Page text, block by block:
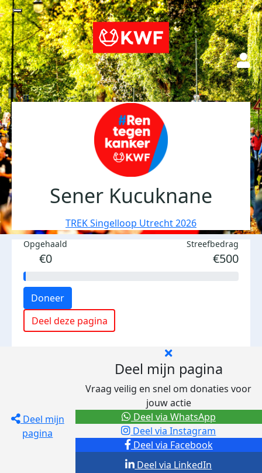
Sener Kucuknane
TREK Singelloop Utrecht 2026
Opgehaald
€0
Streefbedrag
€500
Doneer
Deel deze pagina
Deel mijn
pagina
Deel mijn pagina
Vraag veilig en snel om donaties voor
jouw actie
Deel via Facebook
Deel via Instagram
Deel via LinkedIn
Deel via WhatsApp